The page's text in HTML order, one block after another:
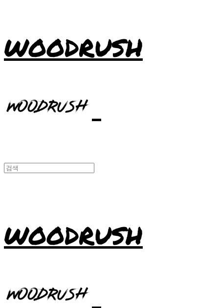
WOODRUSH
WOODRUSH